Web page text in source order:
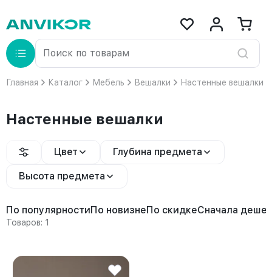
Главная Каталог Мебель Вешалки Настенные вешалки
Настенные вешалки
Цвет Глубина предмета
Высота предмета
По популярностиПо новизнеПо скидкеСначала
Товаров: 1